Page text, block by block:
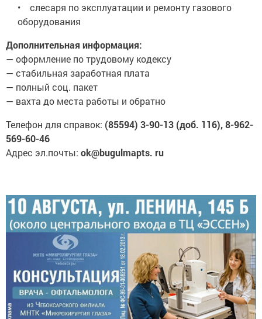
• слесаря по эксплуатации и ремонту газового
оборудования
Дополнительная информация:
— оформление по трудовому кодексу
— стабильная заработная плата
— полный соц. пакет
— вахта до места работы и обратно
Телефон для справок: (85594) 3-90-13 (доб. 116), 8-962-
569-60-46
Адрес эл.почты: ok@bugulmapts. ru